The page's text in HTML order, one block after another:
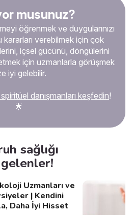
musunuz?
öğrenmek ve duygularınızı
verebilmek için çok
içsel gücünü, döngülerini
için uzmanlarla görüşmek
iyi gelebilir.
danışmanları keşfedin!
🌟
sağlığı
gelenler!
Uzmanları ve
| Kendini
Daha İyi Hisset